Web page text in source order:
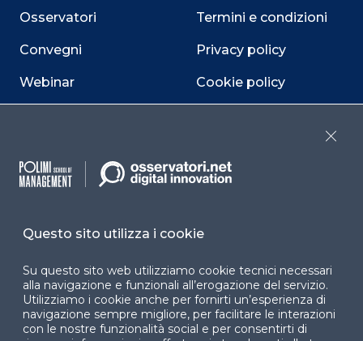
Osservatori
Convegni
Webinar
Termini e condizioni
Privacy policy
Cookie policy
accessibilità
Facebook LinkedIn
Questo sito utilizza i cookie
Su questo sito web utilizziamo cookie tecnici necessari
alla navigazione e funzionali all’erogazione del servizio.
Utilizziamo i cookie anche per fornirti un’esperienza di
navigazione sempre migliore, per facilitare le interazioni
con le nostre funzionalità social e per consentirti di